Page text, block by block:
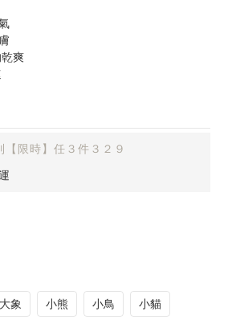
爽
限時】任３件３２９
大象 小熊 小鳥 小貓